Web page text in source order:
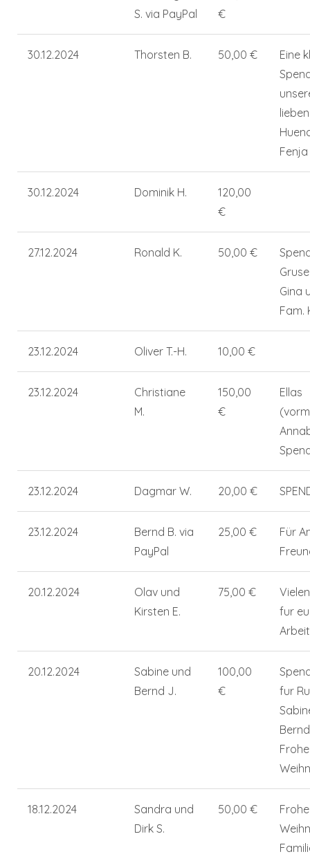
S. via PayPal
€
30.12.2024 Thorsten B. 50,00 €
Eine
lieben
Fenja
30.12.2024 Dominik H.
120,00
€
27.12.2024 Ronald K. 50,00 €
Gina
Fam.
23.12.2024 Oliver T.-H. 10,00 €
23.12.2024
Christiane
M.
150,00
€
Ellas
23.12.2024 Dagmar W. 20,00 €
23.12.2024
Bernd B. via
PayPal
25,00 €
Für
20.12.2024
Olav und
Kirsten E.
75,00 €
fur
Arbeit
20.12.2024
Sabine und
Bernd J.
100,00
€
fur
Frohe
18.12.2024
Sandra und
Dirk S.
50,00 €
Frohe